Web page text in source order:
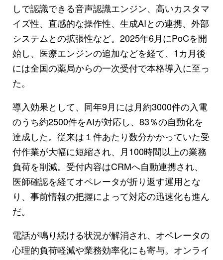
しで認識できる音声認識エンジン、高いカスタマ
イズ性、直感的な操作性、生成AIとの連携、外部
システムとの拡張性など。2025年6月にPoCを開
始し、医療エンジンの追加などを経て、1カ月後
には全国の薬局からの一次受付で本格導入に至っ
た。
導入効果として、同年9月には月約3000件の入電
のうち約2500件をAIが対応し、83％の自動化を
達成した。従来は１件あたり数分かかっていた受
付作業が大幅に短縮され、月100時間以上の業務
負荷を削減。受付内容はCRMへ自動連携され、
医師確認を経てオペレータが折り返す運用とな
り、事前情報の把握によって対応の迅速化も進ん
だ。
電話が鳴り続ける状況が解消され、オペレータの
心理的負荷軽減や業務効率化にも寄与。オンライ